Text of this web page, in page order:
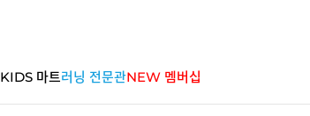
KIDS 마트러닝 전문관NEW 멤버십